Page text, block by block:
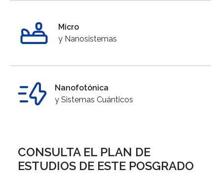
Micro
y Nanosistemas
Nanofotónica
y Sistemas Cuánticos
CONSULTA EL PLAN DE
ESTUDIOS DE ESTE POSGRADO